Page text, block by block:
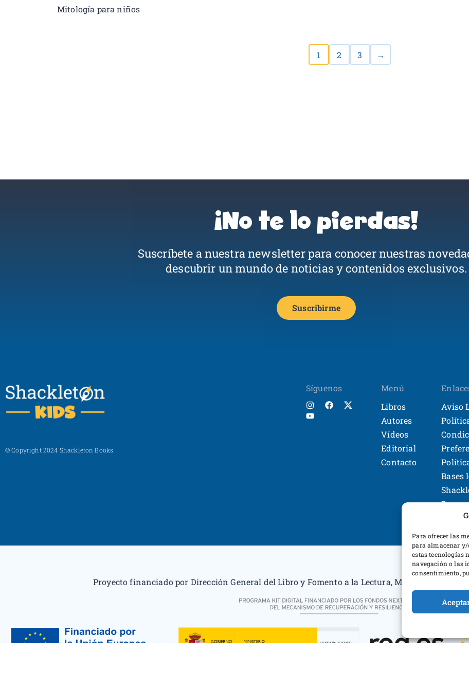
Para ofrecer las
para almacenar
estas tecnologías
navegación o las
consentimiento,
Mitología para niños
1 2 3 →
¡No te lo pierdas!
Suscríbete a nuestra newsletter para conocer nuestras
descubrir un mundo de noticias y contenidos exclusivos.
Suscribirme
© Copyright 2024 Shackleton Books.
Síguenos
Menú
Libros
Autores
Vídeos
Editorial
Contacto
Aviso
Bases
Proyecto financiado por Dirección General del Libro y Fomento a la Lectura, Ministerio de